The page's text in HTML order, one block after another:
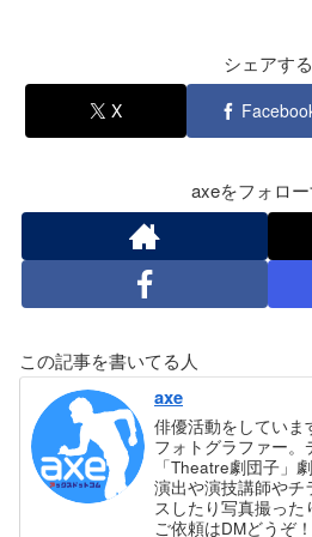
シェアする
X
axeをフォロ
この記事を書いてる人
axe
俳優活動をしていま
フォトグラファー。
「Theatre劇団子」劇
演出や演技講師やチ
スしたり写真撮った
ご依頼はDMどうぞ！